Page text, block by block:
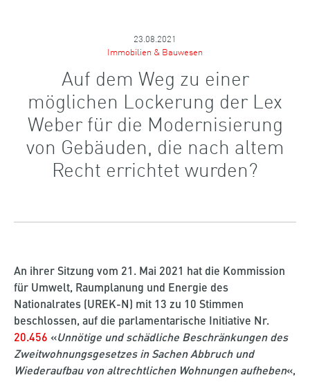
23.08.2021
Immobilien & Bauwesen
Auf dem Weg zu einer
möglichen Lockerung der Lex
Weber für die Modernisierung
von Gebäuden, die nach altem
Recht errichtet wurden?
An ihrer Sitzung vom 21. Mai 2021 hat die Kommission
für Umwelt, Raumplanung und Energie des
Nationalrates (UREK-N) mit 13 zu 10 Stimmen
beschlossen, auf die parlamentarische Initiative Nr.
20.456 «Unnötige und schädliche Beschränkungen des
Zweitwohnungsgesetzes in Sachen Abbruch und
Wiederaufbau von altrechtlichen Wohnungen aufheben«,